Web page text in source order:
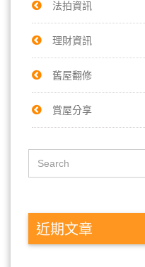
法拍資訊
理財資訊
舊屋翻修
賞屋分享
近期文章